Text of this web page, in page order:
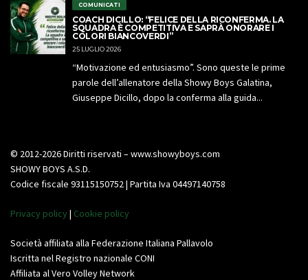
COMUNICATI
COACH DICILLO: “FELICE DELLA RICONFERMA. LA
SQUADRA È COMPETITIVA E SAPRÀ ONORARE I
COLORI BIANCOVERDI”
25 LUGLIO 2026
“Motivazione ed entusiasmo”. Sono queste le prime
parole dell’allenatore della Showy Boys Galatina,
Giuseppe Dicillo, dopo la conferma alla guida...
© 2012-2026 Diritti riservati – www.showyboys.com
SHOWY BOYS A.S.D.
Codice fiscale 93115150752 | Partita Iva 04497140758
Privacy policy | Cookie policy
Società affiliata alla Federazione Italiana Pallavolo
Iscritta nel Registro nazionale CONI
Affiliata al Vero Volley Network